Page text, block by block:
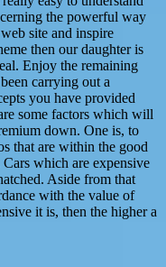
the powerful way
site and inspire
then our daughter is
Enjoy the remaining
carrying out a
you have provided
some factors which will
down. One is, to
that are within the good
which are expensive
Aside from that
with the value of
it is, then the higher a